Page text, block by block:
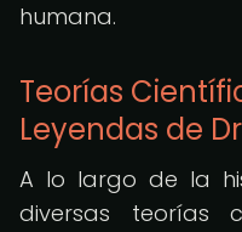
humana.
Teorías
Leyendas de
A lo largo de la
diversas teorías